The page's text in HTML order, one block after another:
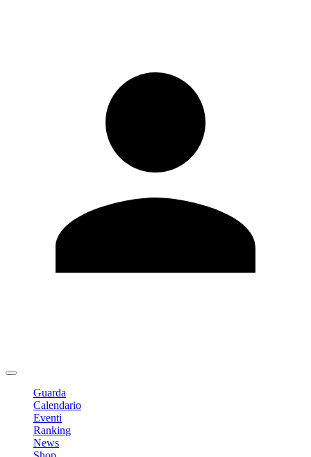
Guarda
Calendario
Eventi
Ranking
News